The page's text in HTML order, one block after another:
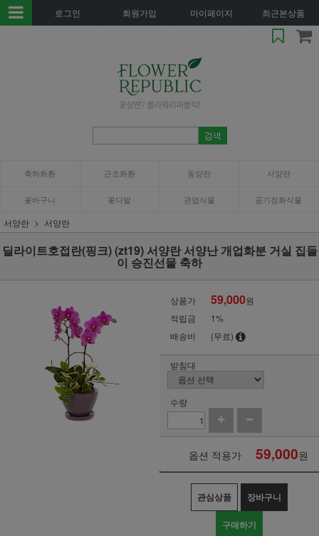
로그인 회원가입 마이페이지 최근본상품
축하화환 근조화환 동양란 서양란
꽃바구니 꽃다발 관엽식물 공기정화식물
서양란 서양란
딜라이트호접란(핑크) (zt19) 서양란 서양난 개업화분 거실 집들
이 승진선물 축하
상품가 59,000원
적립금
1%
배송비
(무료)
받침대
수량
옵션 적용가 59,000원
관심상품 장바구니
구매하기